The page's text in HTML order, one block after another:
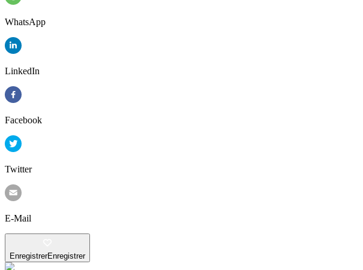
WhatsApp
LinkedIn
Facebook
Twitter
E-Mail
EnregistrerEnregistrer